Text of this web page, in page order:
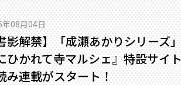
08月04日
影解禁】「成瀬あかりシリーズ
ひかれて寺マルシェ』特設サイ
み連載がスタート！